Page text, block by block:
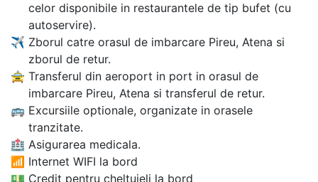
celor disponibile in restaurantele de tip bufet (cu
autoservire).
✈ Zborul catre orasul de imbarcare Pireu, Atena si
zborul de retur.
🚖 Transferul din aeroport in port in orasul de
imbarcare Pireu, Atena si transferul de retur.
🚌 Excursiile optionale, organizate in orasele
tranzitate.
🏥 Asigurarea medicala.
📶 Internet WIFI la bord
💵 Credit pentru cheltuieli la bord